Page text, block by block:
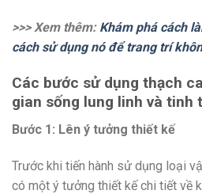
>>> Xem thêm: Khám phá cách
cách sử dụng nó để trang trí
Các bước sử dụng thạch
gian sống lung linh và tinh
Bước 1: Lên ý tưởng thiết kế
Trước khi tiến hành sử dụng loại
có một ý tưởng thiết kế chi tiết về